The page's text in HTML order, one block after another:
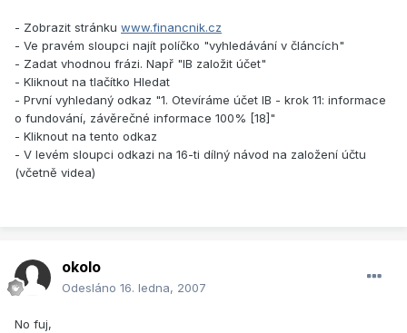
- Zobrazit stránku www.financnik.cz
- Ve pravém sloupci najít políčko "vyhledávání v článcích"
- Zadat vhodnou frázi. Např "IB založit účet"
- Kliknout na tlačítko Hledat
- První vyhledaný odkaz "1. Otevíráme účet IB - krok 11: informace
o fundování, závěrečné informace 100% [18]"
- Kliknout na tento odkaz
- V levém sloupci odkazi na 16-ti dílný návod na založení účtu
(včetně videa)
okolo
Odesláno 16. ledna, 2007
No fuj,